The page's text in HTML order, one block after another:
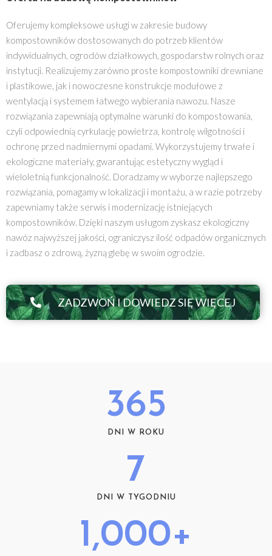
Oferujemy kompleksowe usługi w zakresie budowy
kompostowników dostosowanych do potrzeb klientów
indywidualnych, ogrodów działkowych, gospodarstw rolnych oraz
instytucji. Realizujemy zarówno proste kompostowniki drewniane
i plastikowe, jak i nowoczesne konstrukcje modułowe z
wentylacją i systemem łatwego wybierania nawozu. Nasze
rozwiązania zapewniają optymalne warunki do kompostowania,
czyli odpowiednią cyrkulację powietrza, kontrolę wilgotności i
ochronę przed nadmiernymi opadami. Wykorzystujemy trwałe i
ekologiczne materiały, gwarantując estetyczny wygląd i
wieloletnią funkcjonalność. Doradzamy w wyborze najlepszego
rozwiązania, pomagamy w lokalizacji i montażu, a w razie potrzeby
zapewniamy także serwis i modernizację istniejących
kompostowników. Dzięki naszym usługom zyskasz ekologiczny
nawóz najwyższej jakości, ograniczysz ilość odpadów organicznych
i zadbasz o zdrową, żyzną glebę w swoim ogrodzie.
ZADZWOŃ I DOWIEDZ SIĘ WIĘCEJ
365
DNI W ROKU
7
DNI W TYGODNIU
1,000+